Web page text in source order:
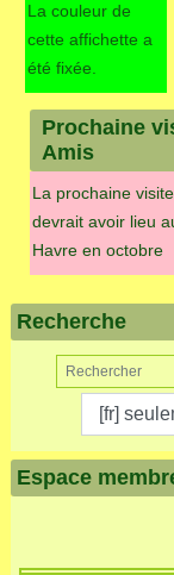
La couleur de
cette affichette a
été fixée.
Prochaine
Amis
La prochaine
devrait avoir lieu
Havre en octobre
Recherche
Espace